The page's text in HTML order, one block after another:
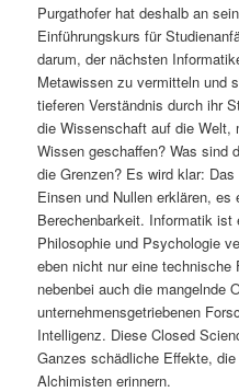
n
Purgathofer hat deshalb an
Einführungskurs für
darum, der nächsten
Metawissen zu vermitteln und
tieferen Verständnis durch ihr
die Wissenschaft auf die Welt,
Wissen geschaffen? Was sind
die Grenzen? Es wird klar:
Einsen und Nullen erklären,
Berechenbarkeit. Informatik
Philosophie und Psychologie
eben nicht nur eine
nebenbei auch die mangelnde
unternehmensgetriebenen
Intelligenz. Diese Closed
Ganzes schädliche Effekte,
Alchimisten erinnern.